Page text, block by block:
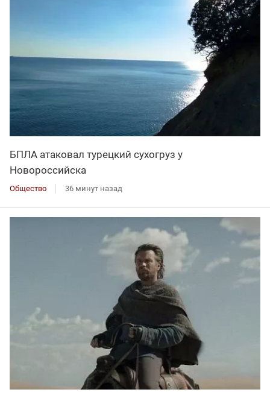
БПЛА атаковал турецкий сухогруз у
Новороссийска
Общество 36 минут назад